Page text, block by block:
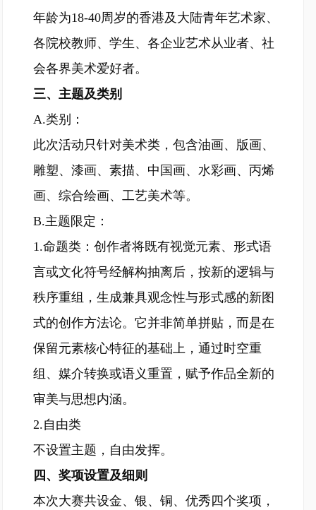
年龄为18-40周岁的香港及大陆青年艺术家、
各院校教师、学生、各企业艺术从业者、社
会各界美术爱好者。
三、主题及类别
A.类别：
此次活动只针对美术类，包含油画、版画、
雕塑、漆画、素描、中国画、水彩画、丙烯
画、综合绘画、工艺美术等。
B.主题限定：
1.命题类：创作者将既有视觉元素、形式语
言或文化符号经解构抽离后，按新的逻辑与
秩序重组，生成兼具观念性与形式感的新图
式的创作方法论。它并非简单拼贴，而是在
保留元素核心特征的基础上，通过时空重
组、媒介转换或语义重置，赋予作品全新的
审美与思想内涵。
2.自由类
不设置主题，自由发挥。
四、奖项设置及细则
本次大赛共设金、银、铜、优秀四个奖项，